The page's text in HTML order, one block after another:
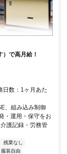
で高月給！
日数：1ヶ月あた
、組み込み制御
・運用・保守をお
護記録・労務管
残業なし
服装自由